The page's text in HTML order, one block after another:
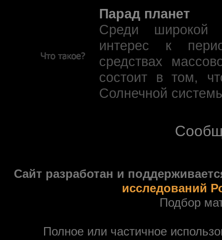
Парад планет
Среди широкой
интерес к
средствах
состоит в том,
Солнечной
Сайт разработан и
исследований
Подбор
Полное или частичное